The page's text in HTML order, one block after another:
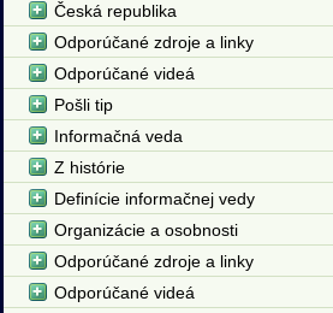
Česká republika
Odporúčané zdroje a linky
Odporúčané videá
Pošli tip
Informačná veda
Z histórie
Definície informačnej vedy
Organizácie a osobnosti
Odporúčané zdroje a linky
Odporúčané videá